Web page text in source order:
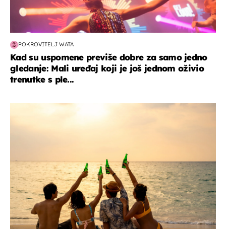
POKROVITELJ WATA
Kad su uspomene previše dobre za samo jedno
gledanje: Mali uređaj koji je još jednom oživio
trenutke s ple...